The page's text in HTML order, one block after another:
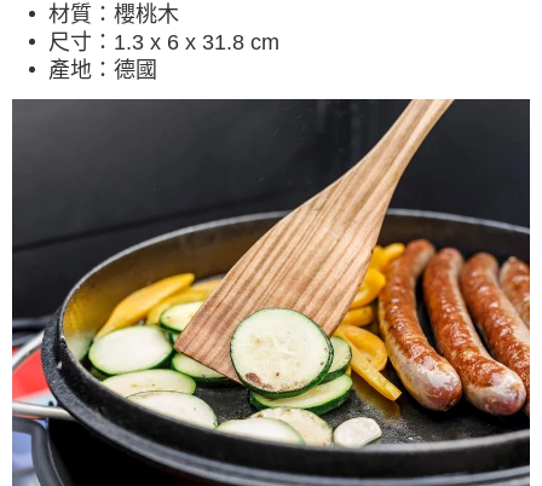
材質：櫻桃木
尺寸 ：1.3 x 6 x 31.8 cm
產地 ：德國